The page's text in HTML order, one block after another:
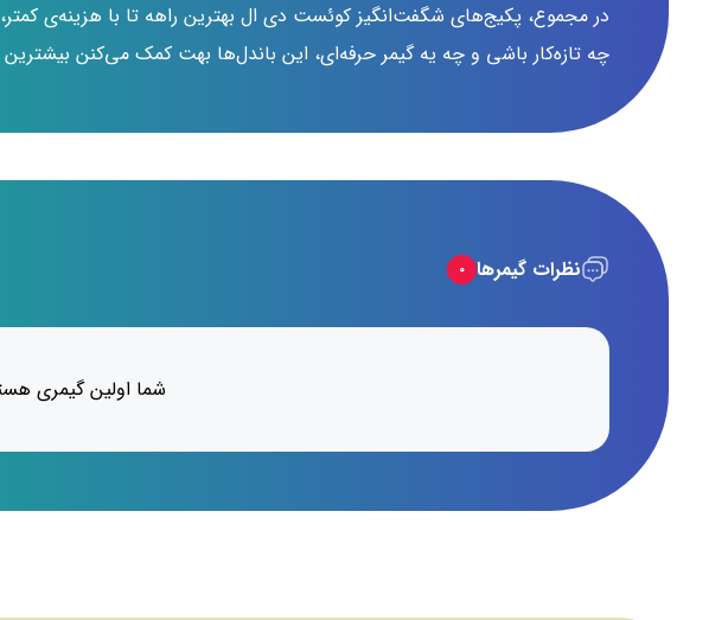
در مجموع، پکیج‌های شگفت‌انگیز کوئست دی ال بهترین راهه تا با هزینه‌ی
چه تازه‌کار باشی و چه یه گیمر حرفه‌ای، این باندل‌ها بهت کمک می‌کنن
نظرات گیمرها ۰
شما اولین گیمری